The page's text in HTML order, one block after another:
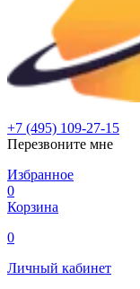
+7 (495) 109-27-15
Перезвоните мне
Избранное
0
Корзина
0
Личный кабинет